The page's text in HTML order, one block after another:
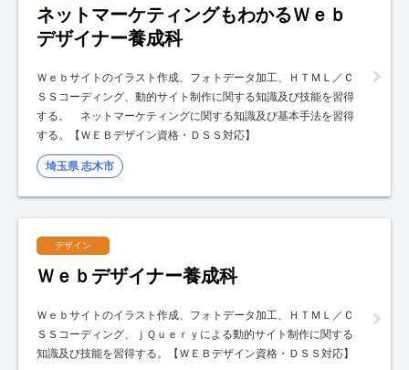
ネットマーケティングもわかるＷｅｂ
デザイナー養成科
Ｗｅｂサイトのイラスト作成、フォトデータ加工、ＨＴＭＬ／Ｃ
ＳＳコーディング、動的サイト制作に関する知識及び技能を習得
する。 ネットマーケティングに関する知識及び基本手法を習得
する。【ＷＥＢデザイン資格・ＤＳＳ対応】
埼玉県 志木市
デザイン
Ｗｅｂデザイナー養成科
Ｗｅｂサイトのイラスト作成、フォトデータ加工、ＨＴＭＬ／Ｃ
ＳＳコーディング、ｊＱｕｅｒｙによる動的サイト制作に関する
知識及び技能を習得する。【ＷＥＢデザイン資格・ＤＳＳ対応】